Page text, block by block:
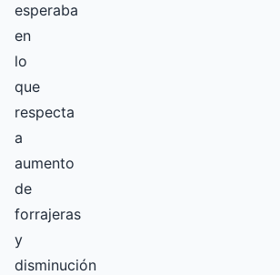
esperaba
en
lo
que
respecta
a
aumento
de
forrajeras
y
disminución